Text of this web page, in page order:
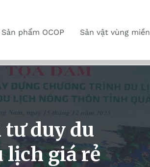
Sản phẩm OCOP Sản vật vùng miền
tư duy du
lịch giá rẻ